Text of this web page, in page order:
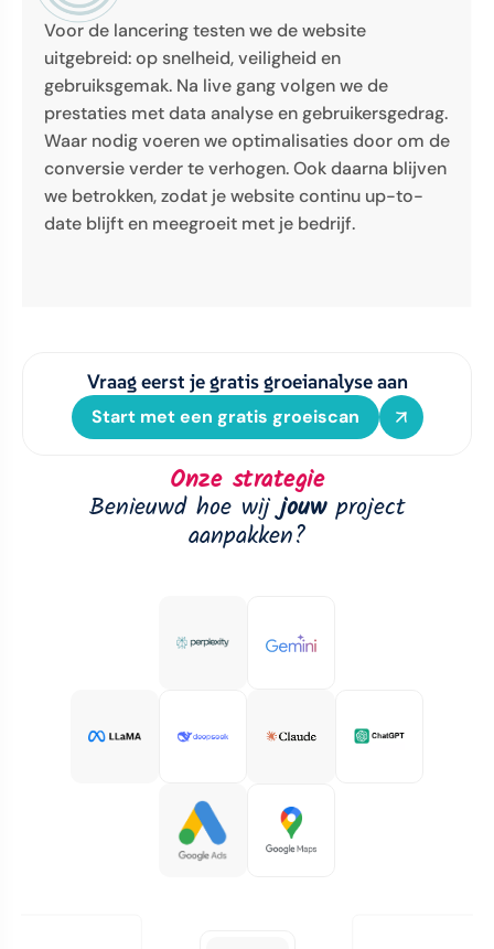
Voor de lancering testen we de website
uitgebreid: op snelheid, veiligheid en
gebruiksgemak. Na live gang volgen we de
prestaties met data analyse en gebruikersgedrag.
Waar nodig voeren we optimalisaties door om de
conversie verder te verhogen. Ook daarna blijven
we betrokken, zodat je website continu up-to-
date blijft en meegroeit met je bedrijf.
Vraag eerst je gratis groeianalyse aan
Start met een gratis groeiscan
Onze strategie
Benieuwd hoe wijjouwproject
aanpakken?